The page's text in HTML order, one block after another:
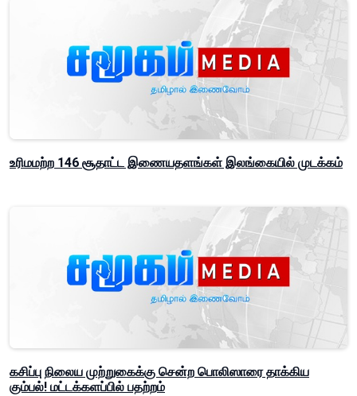
உரிமமற்ற 146 சூதாட்ட இணையதளங்கள் இலங்கையில் முடக்கம்
கசிப்பு நிலைய முற்றுகைக்கு சென்ற பொலிஸாரை தாக்கிய
கும்பல்! மட்டக்களப்பில் பதற்றம்